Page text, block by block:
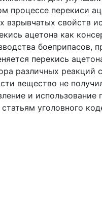
процессе перекиси
взрывчатых свойств
ацетона как
перекись
различных реакций
вещество не
и
уголовного